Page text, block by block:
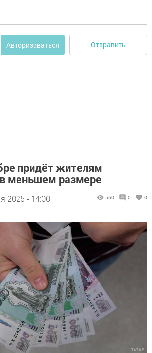
Авторизоваться Отправить
придёт жителям
меньшем размере
2025 - 14:00 560 0 0